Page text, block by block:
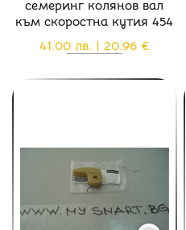
семеринг колянов вал
към скоростна кутия 454
41.00 лв. | 20.96 €